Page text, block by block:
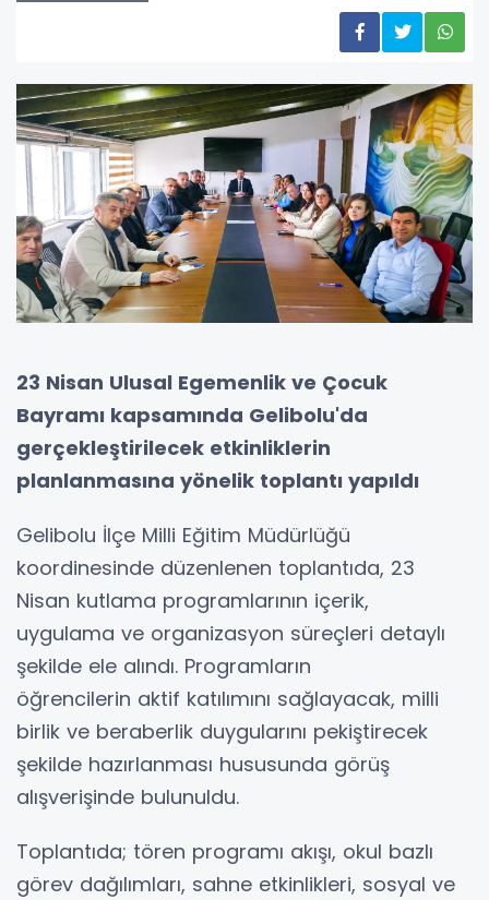
23 Nisan Ulusal Egemenlik ve Çocuk
Bayramı kapsamında Gelibolu'da
gerçekleştirilecek etkinliklerin
planlanmasına yönelik toplantı yapıldı
Gelibolu İlçe Milli Eğitim Müdürlüğü
koordinesinde düzenlenen toplantıda, 23
Nisan kutlama programlarının içerik,
uygulama ve organizasyon süreçleri detaylı
şekilde ele alındı. Programların
öğrencilerin aktif katılımını sağlayacak, milli
birlik ve beraberlik duygularını pekiştirecek
şekilde hazırlanması hususunda görüş
alışverişinde bulunuldu.
Toplantıda; tören programı akışı, okul bazlı
görev dağılımları, sahne etkinlikleri, sosyal ve